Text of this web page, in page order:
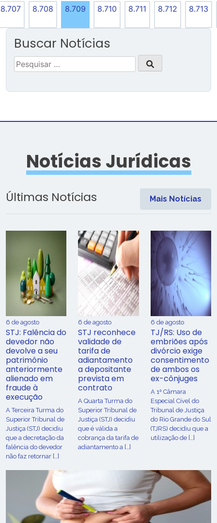
8.707 8.708 8.709 8.710 8.711 8.712 8.713
Buscar Notícias
Pesquisar
por:
Notícias Jurídicas
Últimas Notícias Mais Notícias
6 de agosto
STJ: Falência do
devedor não
devolve a seu
patrimônio
anteriormente
alienado em
fraude à
execução
A Terceira Turma do
Superior Tribunal de
Justiça (STJ) decidiu
que a decretação da
falência do devedor
não faz retornar […]
6 de agosto
STJ reconhece
validade de
tarifa de
adiantamento
a depositante
prevista em
contrato
A Quarta Turma do
Superior Tribunal de
Justiça (STJ) decidiu
que é válida a
cobrança da tarifa de
adiantamento a […]
6 de agosto
TJ/RS: Uso de
embriões após
divórcio exige
consentimento
de ambos os
ex-cônjuges
A 1ª Câmara
Especial Cível do
Tribunal de Justiça
do Rio Grande do Sul
(TJRS) decidiu que a
utilização de […]